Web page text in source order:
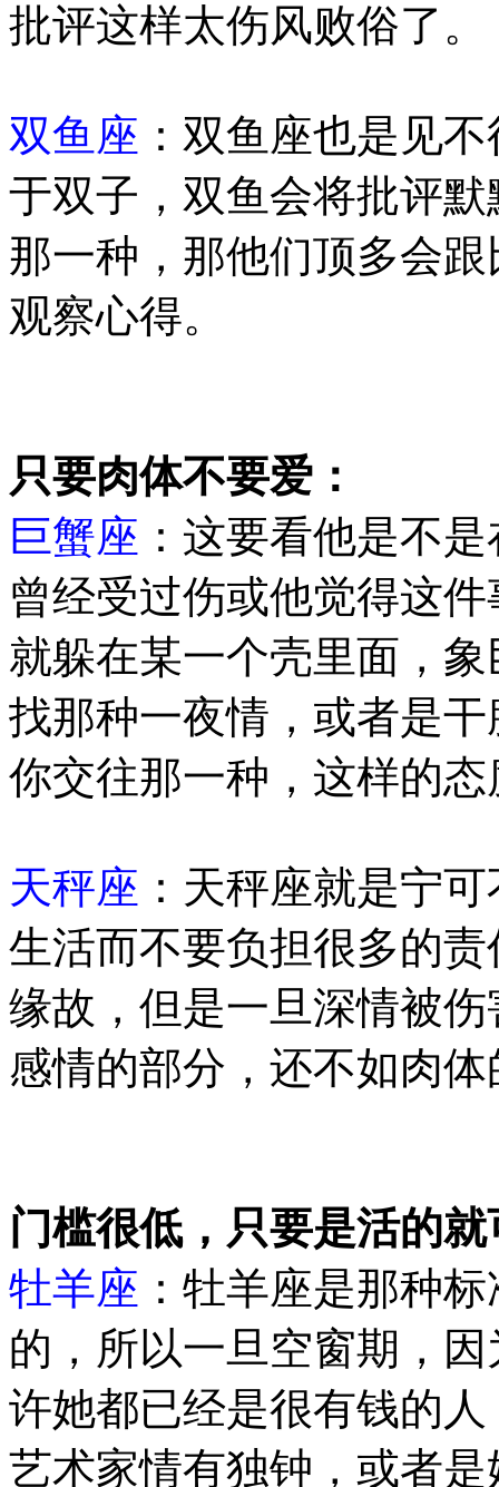
批评这样太伤风败俗了。
双鱼座 ：双鱼座也是见
于双子，双鱼会将批评
那一种，那他们顶多会
观察心得。
只要肉体不要爱：
巨蟹座 ：这要看他是不
曾经受过伤或他觉得这
就躲在某一个壳里面，
找那种一夜情，或者是
你交往那一种，这样的
天秤座 ：天秤座就是宁
生活而不要负担很多的
缘故，但是一旦深情被
感情的部分，还不如肉
门槛很低，只要是活的
牡羊座 ：牡羊座是那种
的，所以一旦空窗期，
许她都已经是很有钱的
艺术家情有独钟，或者